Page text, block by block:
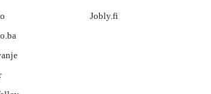
Jobly.fi